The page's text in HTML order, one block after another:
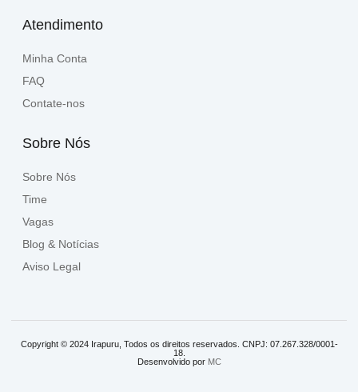
Atendimento
Minha Conta
FAQ
Contate-nos
Sobre Nós
Sobre Nós
Time
Vagas
Blog & Notícias
Aviso Legal
Copyright © 2024 Irapuru, Todos os direitos reservados. CNPJ: 07.267.328/0001-
18.
Desenvolvido por MC